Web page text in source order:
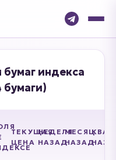
индекса
ТЕКУЩАЯ
ЦЕНА
НЕДЕЛЯ
НАЗАД
МЕСЯЦ
НАЗАД